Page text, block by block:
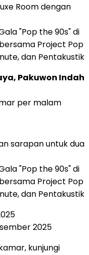
Room dengan
"Pop the 90s" di
Project Pop
dan Pentakustik
Pakuwon Indah
per malam
sarapan untuk dua
"Pop the 90s" di
Project Pop
dan Pentakustik
2025
kunjungi